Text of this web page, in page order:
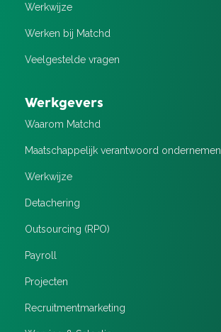
Werkwijze
Werken bij Matchd
Veelgestelde vragen
Werkgevers
Waarom Matchd
Maatschappelijk verantwoord ondernemen
Werkwijze
Detachering
Outsourcing (RPO)
Payroll
Projecten
Recruitment­marketing